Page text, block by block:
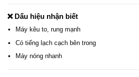
❌ Dấu hiệu nhận biết
Máy kêu to, rung mạnh
Có tiếng lạch cạch bên trong
Máy nóng nhanh